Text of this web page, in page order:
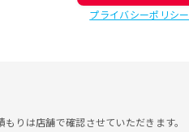
プライバシーポリシー
りは店舗で確認させていただきます。